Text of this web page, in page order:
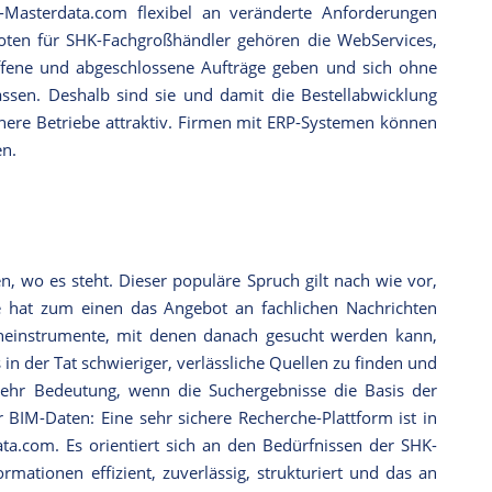
flexibel an veränderte Anforderungen
für SHK-Fachgroßhändler gehören die WebServices,
und abgeschlossene Aufträge geben und sich ohne
Deshalb sind sie und damit die Bestellabwicklung
Betriebe attraktiv. Firmen mit ERP-Systemen können
wo es steht. Dieser populäre Spruch gilt nach wie vor,
zum einen das Angebot an fachlichen Nachrichten
mit denen danach gesucht werden kann,
der Tat schwieriger, verlässliche Quellen zu finden und
Bedeutung, wenn die Suchergebnisse die Basis der
Daten: Eine sehr sichere Recherche-Plattform ist in
Es orientiert sich an den Bedürfnissen der SHK-
effizient, zuverlässig, strukturiert und das an